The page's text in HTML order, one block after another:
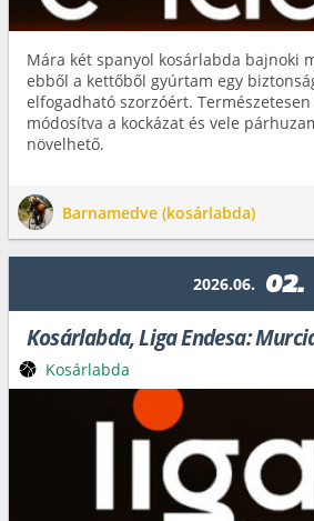
Mára két spanyol kosárlabda bajnoki
ebből a kettőből gyúrtam egy
elfogadható szorzóért.
módosítva a kockázat és vele
növelhető.
Barnamedve (kosárlabda)
2026.06. 02.
Kosárlabda, Liga Endesa:
Kosárlabda